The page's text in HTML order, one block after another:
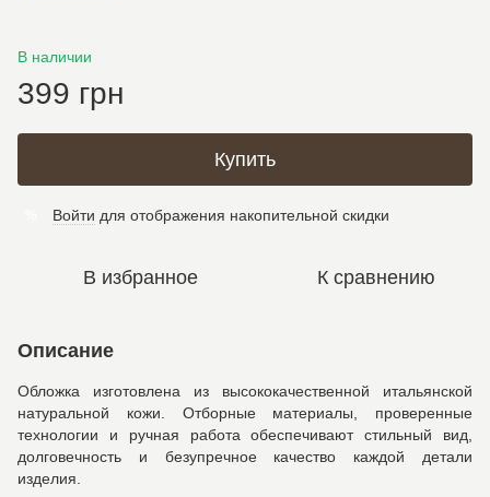
В наличии
399 грн
Купить
Войти для отображения накопительной скидки
В избранное К сравнению
Описание
Обложка изготовлена из высококачественной итальянской
натуральной кожи. Отборные материалы, проверенные
технологии и ручная работа обеспечивают стильный вид,
долговечность и безупречное качество каждой детали
изделия.